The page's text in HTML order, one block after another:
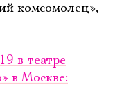
комсомолец»,
в театре
в Москве: